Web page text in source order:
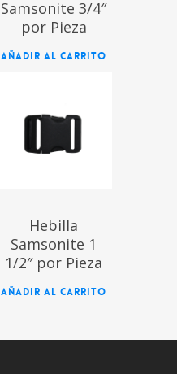
Samsonite 3/4″
por Pieza
AÑADIR AL CARRITO
$
Hebilla
Samsonite 1
1/2″ por Pieza
AÑADIR AL CARRITO